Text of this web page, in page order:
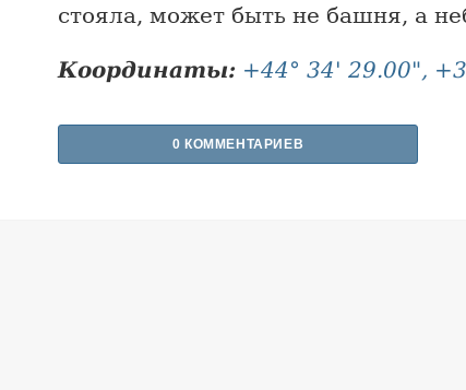
стояла, может быть не башня, а
Координаты: +44° 34' 29.00",
0 КОММЕНТАРИЕВ